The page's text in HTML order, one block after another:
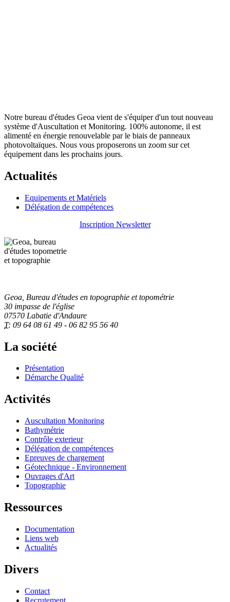
Notre bureau d'études Geoa vient de s'équiper d'un tout nouveau
système d'Auscultation et Monitoring. 100% autonome, il est
alimenté en énergie renouvelable par le biais de panneaux
photovoltaïques. Nous vous proposerons un zoom sur cet
équipement dans les prochains jours.
Actualités
Equipements et Matériels
Délégation de compétences
Inscription Newsletter
Geoa, Bureau d'études en topographie et topométrie
30 impasse de l'église
07570 Labatie d'Andaure
T: 09 64 08 61 49 - 06 82 95 56 40
La société
Présentation
Démarche Qualité
Activités
Auscultation Monitoring
Bathymétrie
Contrôle exterieur
Délégation de compétences
Epreuves de chargement
Géotechnique - Environnement
Ouvrages d'Art
Topographie
Ressources
Documentation
Liens web
Actualités
Divers
Contact
Recrutement